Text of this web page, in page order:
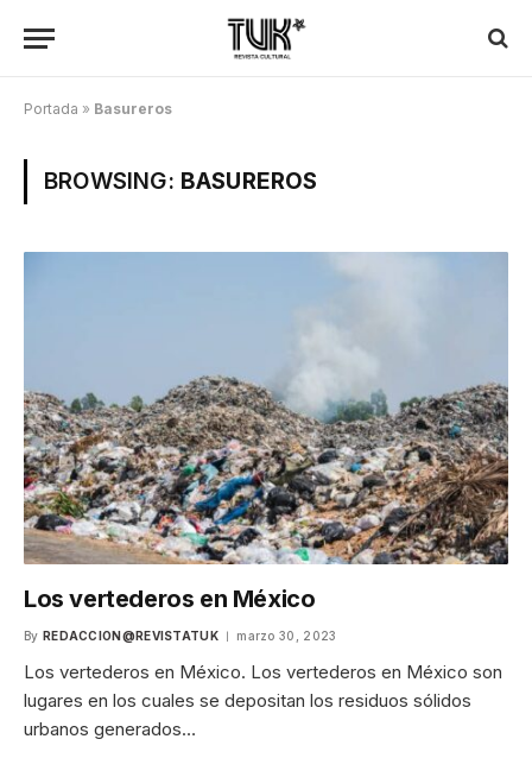
Portada » Basureros
BROWSING: BASUREROS
Los vertederos en México
By REDACCION@REVISTATUK marzo 30, 2023
Los vertederos en México. Los vertederos en México son
lugares en los cuales se depositan los residuos sólidos
urbanos generados…